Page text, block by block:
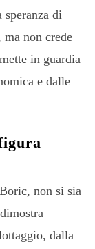
di
non crede
in guardia
e dalle
non si sia
dalla